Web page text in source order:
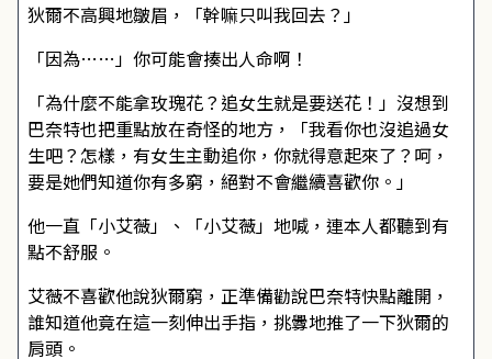
狄爾不高興地皺眉，「幹嘛只叫我回去？」
「因為……」你可能會揍出人命啊！
「為什麼不能拿玫瑰花？追女生就是要送花！」沒想到
巴奈特也把重點放在奇怪的地方，「我看你也沒追過女
生吧？怎樣，有女生主動追你，你就得意起來了？呵，
要是她們知道你有多窮，絕對不會繼續喜歡你。」
他一直「小艾薇」、「小艾薇」地喊，連本人都聽到有
點不舒服。
艾薇不喜歡他說狄爾窮，正準備勸說巴奈特快點離開，
誰知道他竟在這一刻伸出手指，挑釁地推了一下狄爾的
肩頭。